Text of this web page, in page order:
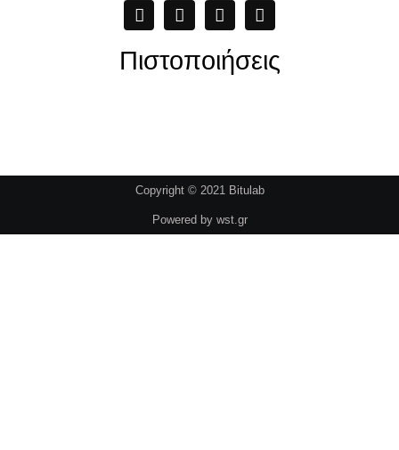
Πιστοποιήσεις
Copyright © 2021 Bitulab
Powered by wst.gr